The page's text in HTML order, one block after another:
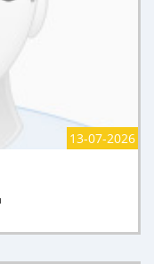
13-07-2026